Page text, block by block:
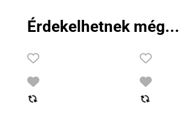
Érdekelhetnek még...